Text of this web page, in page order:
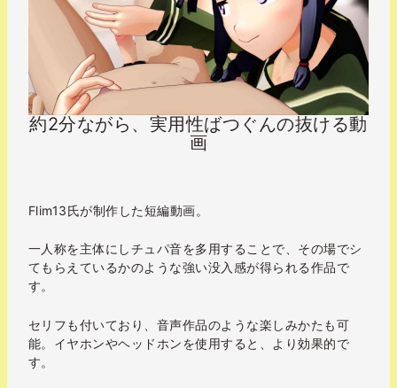
約2分ながら、実用性ばつぐんの抜ける動
画
Flim13氏が制作した短編動画。
一人称を主体にしチュパ音を多用することで、その場でシ
てもらえているかのような強い没入感が得られる作品で
す。
セリフも付いており、音声作品のような楽しみかたも可
能。イヤホンやヘッドホンを使用すると、より効果的で
す。